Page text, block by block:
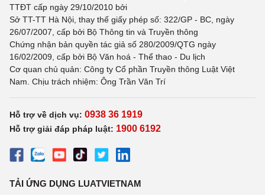
TTĐT cấp ngày 29/10/2010 bởi
Sở TT-TT Hà Nội, thay thế giấy phép số: 322/GP - BC, ngày
26/07/2007, cấp bởi Bộ Thông tin và Truyền thông
Chứng nhận bản quyền tác giả số 280/2009/QTG ngày
16/02/2009, cấp bởi Bộ Văn hoá - Thể thao - Du lịch
Cơ quan chủ quản: Công ty Cổ phần Truyền thông Luật Việt
Nam. Chịu trách nhiệm: Ông Trần Văn Trí
Hỗ trợ về dịch vụ: 0938 36 1919
Hỗ trợ giải đáp pháp luật: 1900 6192
TẢI ỨNG DỤNG LUATVIETNAM